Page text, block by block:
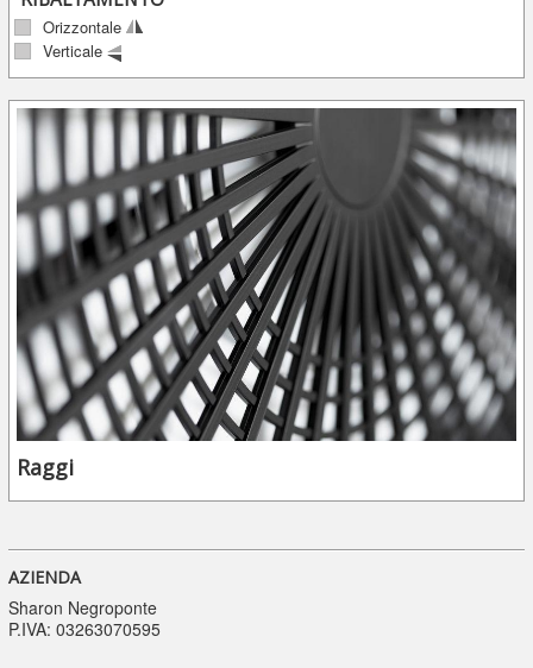
Orizzontale
Verticale
Raggi
AZIENDA
Sharon Negroponte
P.IVA: 03263070595